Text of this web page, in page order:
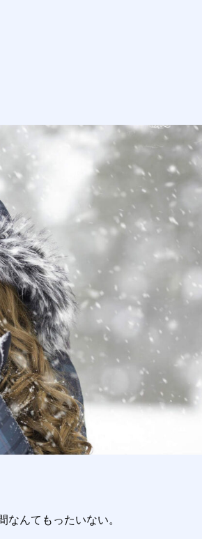
んてもったいない。